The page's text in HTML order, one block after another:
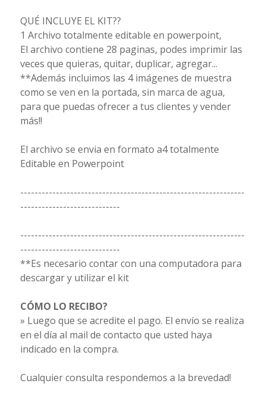
QUÉ INCLUYE EL KIT??
1 Archivo totalmente editable en powerpoint,
El archivo contiene 28 paginas, podes imprimir las
veces que quieras, quitar, duplicar, agregar...
**Además incluimos las 4 imágenes de muestra
como se ven en la portada, sin marca de agua,
para que puedas ofrecer a tus clientes y vender
más!!
El archivo se envia en formato a4 totalmente
Editable en Powerpoint
---------------------------------------------------------------
----------------------------
---------------------------------------------------------------
----------------------------
**Es necesario contar con una computadora para
descargar y utilizar el kit
CÓMO LO RECIBO?
» Luego que se acredite el pago. El envío se realiza
en el día al mail de contacto que usted haya
indicado en la compra.
Cualquier consulta respondemos a la brevedad!